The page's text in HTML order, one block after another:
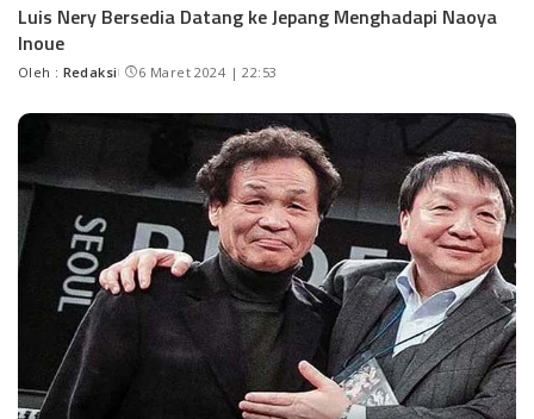
Luis Nery Bersedia Datang ke Jepang Menghadapi Naoya
Inoue
Oleh : Redaksi 6 Maret 2024 | 22:53